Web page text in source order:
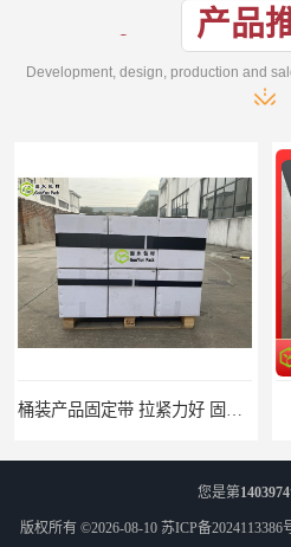
产品
托盘运输网兜 固永包材
您是第1403974
版权所有 ©2026-08-10 苏ICP备2024113386